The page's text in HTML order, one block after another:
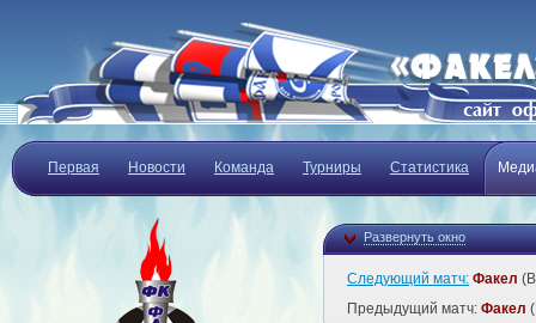
Первая Новости Команда Турниры Статистика
Развернуть окно
Следующий матч: Факел
Предыдущий матч: Факел